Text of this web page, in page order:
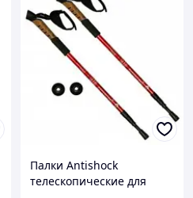
Палки Antishock
телескопические для